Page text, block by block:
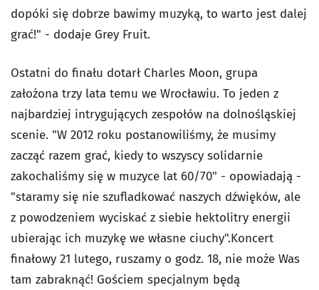
dopóki się dobrze bawimy muzyką, to warto jest dalej
grać!" - dodaje Grey Fruit.
Ostatni do finału dotarł Charles Moon, grupa
założona trzy lata temu we Wrocławiu. To jeden z
najbardziej intrygujących zespołów na dolnośląskiej
scenie. "W 2012 roku postanowiliśmy, że musimy
zacząć razem grać, kiedy to wszyscy solidarnie
zakochaliśmy się w muzyce lat 60/70" - opowiadają -
"staramy się nie szufladkować naszych dźwięków, ale
z powodzeniem wyciskać z siebie hektolitry energii
ubierając ich muzykę we własne ciuchy".Koncert
finałowy 21 lutego, ruszamy o godz. 18, nie może Was
tam zabraknąć! Gościem specjalnym będą